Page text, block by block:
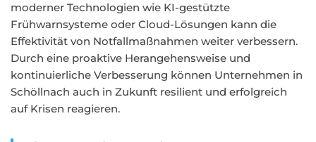
moderner Technologien wie KI-gestützte
Frühwarnsysteme oder Cloud-Lösungen kann die
Effektivität von Notfallmaßnahmen weiter verbessern.
Durch eine proaktive Herangehensweise und
kontinuierliche Verbesserung können Unternehmen in
Schöllnach auch in Zukunft resilient und erfolgreich
auf Krisen reagieren.